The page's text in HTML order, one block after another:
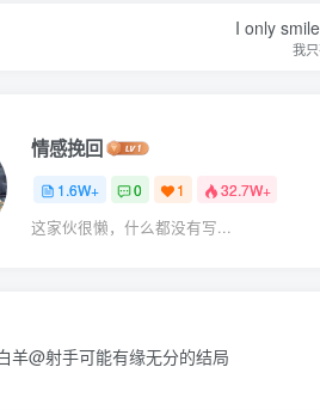
I only
我
情感挽回
1.6W+ 0 1 32.7W+
这家伙很懒，什么都没有写...
羊@射手可能有缘无分的结局